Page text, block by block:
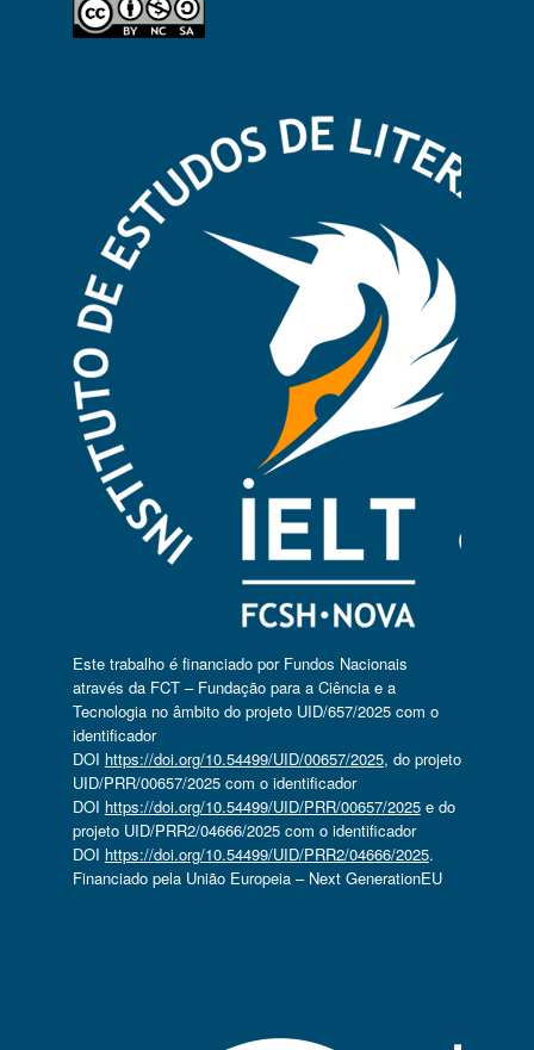
Este trabalho é financiado por Fundos Nacionais
através da FCT – Fundação para a Ciência e a
Tecnologia no âmbito do projeto UID/657/2025 com o
identificador
DOI https://doi.org/10.54499/UID/00657/2025, do projeto
UID/PRR/00657/2025 com o identificador
DOI https://doi.org/10.54499/UID/PRR/00657/2025e do
projeto UID/PRR2/04666/2025 com o identificador
DOI https://doi.org/10.54499/UID/PRR2/04666/2025.
Financiado pela União Europeia – Next GenerationEU